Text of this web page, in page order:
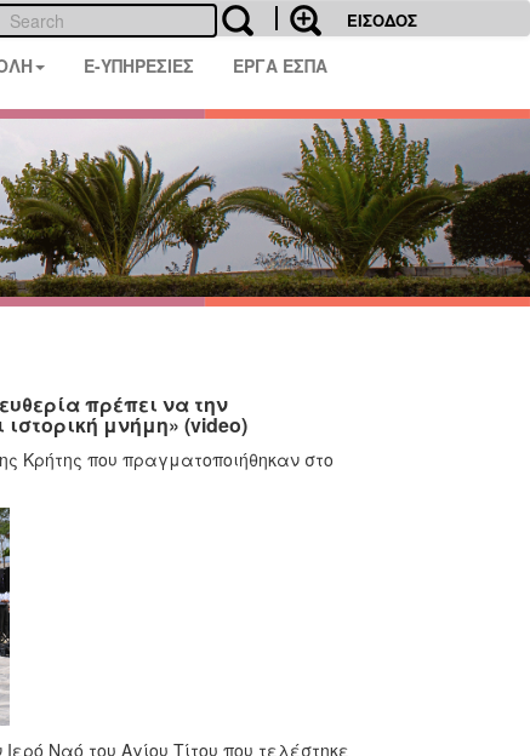
ΕΙΣΟΔΟΣ
E-ΥΠΗΡΕΣΙΕΣ ΕΡΓΑ ΕΣΠΑ
πρέπει να την
μνήμη» (video)
Κρήτης που πραγματοποιήθηκαν στο
Ναό του Αγίου Τίτου που τελέστηκε